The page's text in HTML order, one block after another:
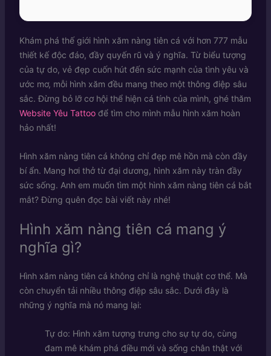
Khám phá thế giới hình xăm nàng tiên cá với hơn 777 mẫu
thiết kế độc đáo, đầy quyến rũ và ý nghĩa. Từ biểu tượng
của tự do, vẻ đẹp cuốn hút đến sức mạnh của tình yêu và
ước mơ, mỗi hình xăm đều mang theo một thông điệp sâu
sắc. Đừng bỏ lỡ cơ hội thể hiện cá tính của mình, ghé thăm
Website Yêu Tattoođể tìm cho mình mẫu hình xăm hoàn
hảo nhất!
Hình xăm nàng tiên cá không chỉ đẹp mê hồn mà còn đầy
bí ẩn. Mang hơi thở từ đại dương, hình xăm này tràn đầy
sức sống. Anh em muốn tìm một hình xăm nàng tiên cá bắt
mắt? Đừng quên đọc bài viết này nhé!
Hình xăm nàng tiên cá mang ý
nghĩa gì?
Hình xăm nàng tiên cá không chỉ là nghệ thuật cơ thể. Mà
còn chuyển tải nhiều thông điệp sâu sắc. Dưới đây là
những ý nghĩa mà nó mang lại:
Tự do: Hình xăm tượng trưng cho sự tự do, cùng
đam mê khám phá điều mới và sống chân thật với